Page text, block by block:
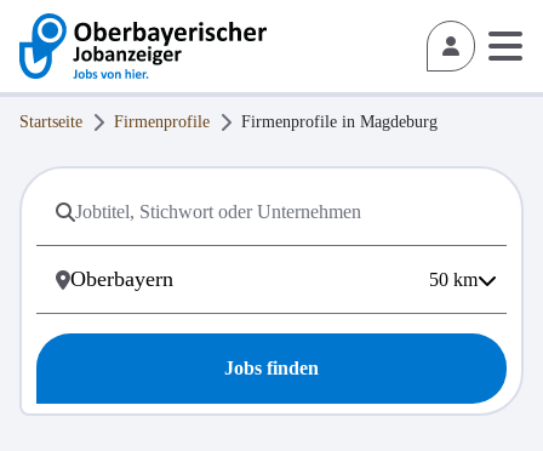
Startseite Firmenprofile Firmenprofile in Magdeburg
50 km
Jobs finden